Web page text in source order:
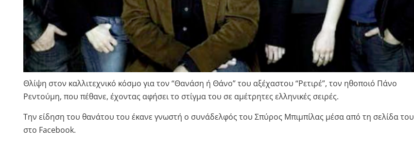
Θλίψη στον καλλιτεχνικό κόσμο για τον “Θανάση ή Θάνο” του αξέχαστου “Ρετιρέ”, τον ηθοποιό Πάνο
Ρεντούμη, που πέθανε, έχοντας αφήσει το στίγμα του σε αμέτρητες ελληνικές σειρές.
Την είδηση του θανάτου του έκανε γνωστή ο συνάδελφός του Σπύρος Μπιμπίλας μέσα από τη σελίδα του
στο Facebook.